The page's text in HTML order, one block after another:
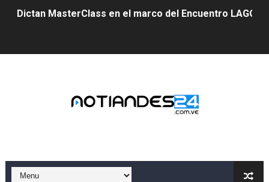
Dictan MasterClass en el marco del Encuentro LAGO
Gobernador Arnaldo Sánchez apadrina a más de 993
Mérida fortalece su reserva deportiva de cara a